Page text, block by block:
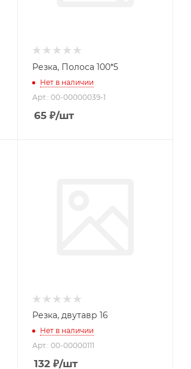
Резка, Полоса 100*5
Нет в наличии
Арт.: 00-00000039-1
65 ₽/шт
Резка, двутавр 16
Нет в наличии
Арт.: 00-00000111
132 ₽/шт